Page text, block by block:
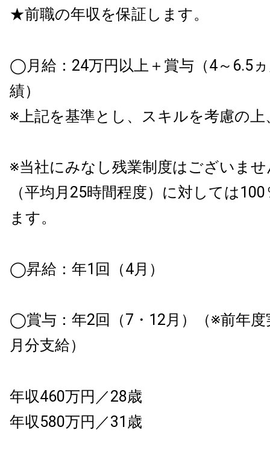
★前職の年収を保証します。
◯月給：24万円以上＋賞与（4～6.5
績）
※上記を基準とし、スキルを考慮の
※当社にみなし残業制度はございま
（平均月25時間程度）に対しては
ます。
◯昇給：年1回（4月）
◯賞与：年2回（7・12月）（※前年度
月分支給）
年収460万円／28歳
年収580万円／31歳